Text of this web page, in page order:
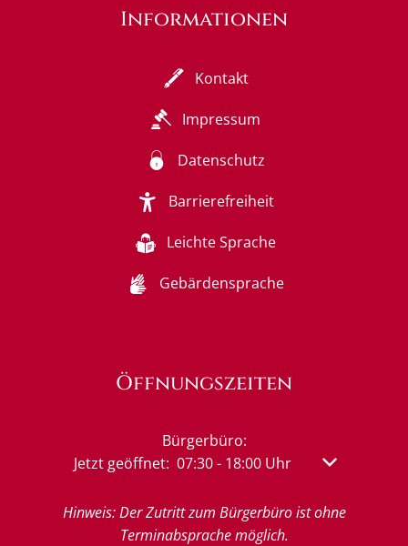
Informationen
Kontakt
Impressum
Datenschutz
Barrierefreiheit
Leichte Sprache
Gebärdensprache
Öffnungszeiten
Bürgerbüro:
Klicken, um weitere Öffnungs- oder
Jetzt geöffnet: 07:30- 18:00Uhr Von 07:30
Hinweis: Der Zutritt zum Bürgerbüro ist ohne
Terminabsprache möglich.